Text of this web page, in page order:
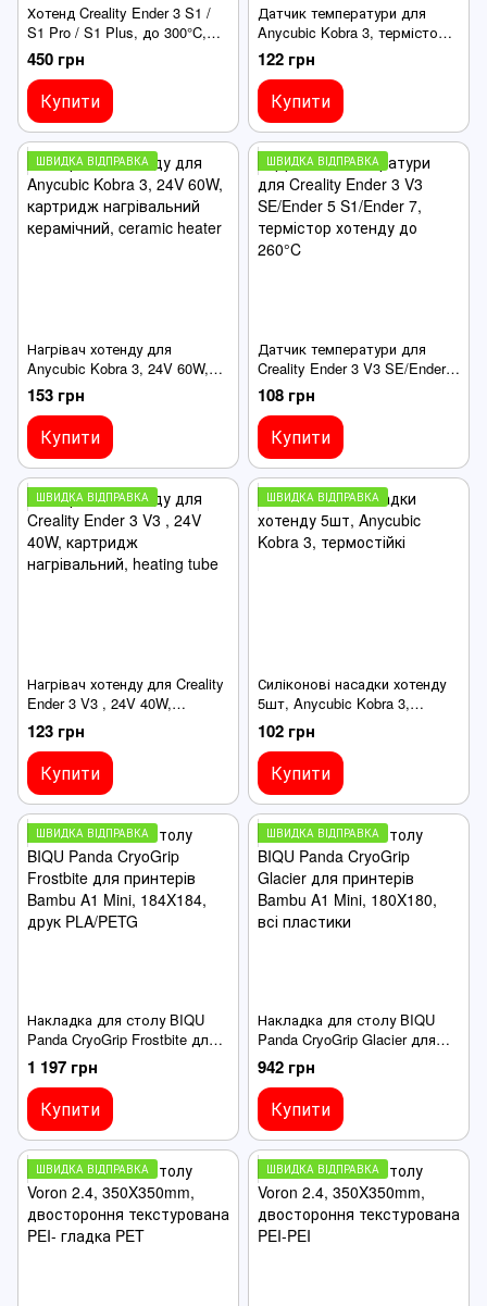
Хотенд Creality Ender 3 S1 /
S1 Pro / S1 Plus, до 300°C,
титановий термобар'єр
450 грн
Купити
Датчик температури для
Anycubic Kobra 3, термістор
хотенду NTC 100K, до 260°C
122 грн
Купити
ШВИДКА ВІДПРАВКА
Нагрівач хотенду для
Anycubic Kobra 3, 24V 60W,
картридж нагрівальний
керамічний, ceramic heater
153 грн
Купити
ШВИДКА ВІДПРАВКА
Датчик температури для
Creality Ender 3 V3 SE/Ender 5
S1/Ender 7, термістор
хотенду до 260°C
108 грн
Купити
ШВИДКА ВІДПРАВКА
Нагрівач хотенду для Creality
Ender 3 V3 , 24V 40W,
картридж нагрівальний,
heating tube
123 грн
Купити
ШВИДКА ВІДПРАВКА
Силіконові насадки хотенду
5шт, Anycubic Kobra 3,
термостійкі
102 грн
Купити
ШВИДКА ВІДПРАВКА
Накладка для столу BIQU
Panda CryoGrip Frostbite для
принтерів Bambu A1 Mini,
184X184, друк PLA/PETG
1 197 грн
Купити
ШВИДКА ВІДПРАВКА
Накладка для столу BIQU
Panda CryoGrip Glacier для
принтерів Bambu A1 Mini,
180X180, всі пластики
942 грн
Купити
ШВИДКА ВІДПРАВКА ШВИДКА ВІДПРАВКА